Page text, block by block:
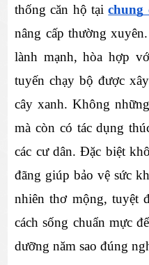
thống căn hộ tại chung
nâng cấp thường
lành mạnh, hòa hợp
tuyến chạy bộ được
cây xanh. Không
mà còn có tác dụng
các cư dân. Đặc biệt
đãng giúp bảo vệ sức
nhiên thơ mộng, tuyệt
cách sống chuẩn mực
dưỡng năm sao đúng